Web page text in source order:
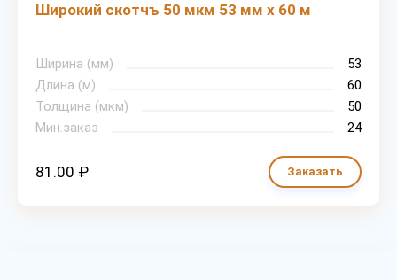
Широкий скотчъ 50 мкм 53 мм х 60 м
Ширина (мм)
53
Длина (м)
60
Толщина (мкм)
50
Мин.заказ
24
81.00 ₽ Заказать